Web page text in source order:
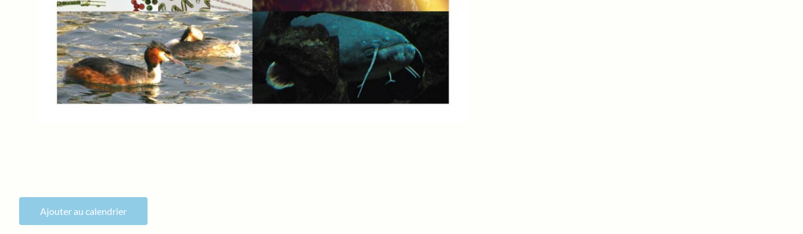
Ajouter au calendrier